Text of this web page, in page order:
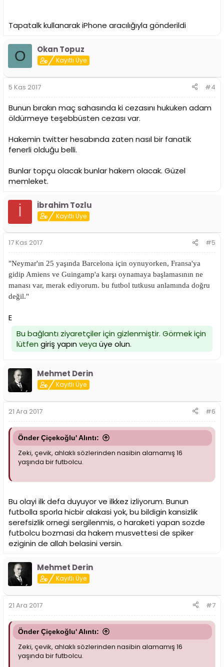
Tapatalk kullanarak iPhone aracılığıyla gönderildi
O Okan Topuz
Kayıtlı Üye
5 Kas 2017 #4
Bunun bırakın maç sahasında ki cezasını hukuken adam
öldürmeye teşebbüsten cezası var.
Hakemin twitter hesabında zaten nasıl bir fanatik
fenerli olduğu belli.
Bunlar topçu olacak bunlar hakem olacak. Güzel
memleket.
İ İbrahim Tozlu
Kayıtlı Üye
17 Kas 2017 #5
"Neymar'ın 25 yaşında Barcelona için oynuyorken, Fransa'ya
gidip Amiens ve Guingamp'a karşı oynamaya başlamasının ne
manası var, merak ediyorum. bu futbol tutkusu anlamında doğru
değil."
E
Bu bağlantı ziyaretçiler için gizlenmiştir. Görmek için
lütfen giriş yapınveya üye olun.
Mehmet Derin
Kayıtlı Üye
21 Ara 2017 #6
Önder Çiçekoğlu' Alıntı:
Zeki, çevik, ahlaklı sözlerinden nasibin alamamış 16
yaşında bir futbolcu.
Bu olayi ilk defa duyuyor ve ilkkez izliyorum. Bunun
futbolla sporla hicbir alakasi yok, bu bildigin kansizlik
serefsizlik ornegi sergilenmis, o haraketi yapan sozde
futbolcu bozmasi da hakem musvettesi de spiker
eziginin de allah belasini versin.
Mehmet Derin
Kayıtlı Üye
21 Ara 2017 #7
Önder Çiçekoğlu' Alıntı:
Zeki, çevik, ahlaklı sözlerinden nasibin alamamış 16
yaşında bir futbolcu.